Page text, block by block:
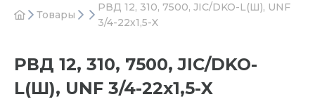
Товары
РВД 12, 310, 7500, JIC/DKO-L(Ш), UNF
3/4-22х1,5-X
РВД 12, 310, 7500, JIC/DKO-
L(Ш), UNF 3/4-22х1,5-X